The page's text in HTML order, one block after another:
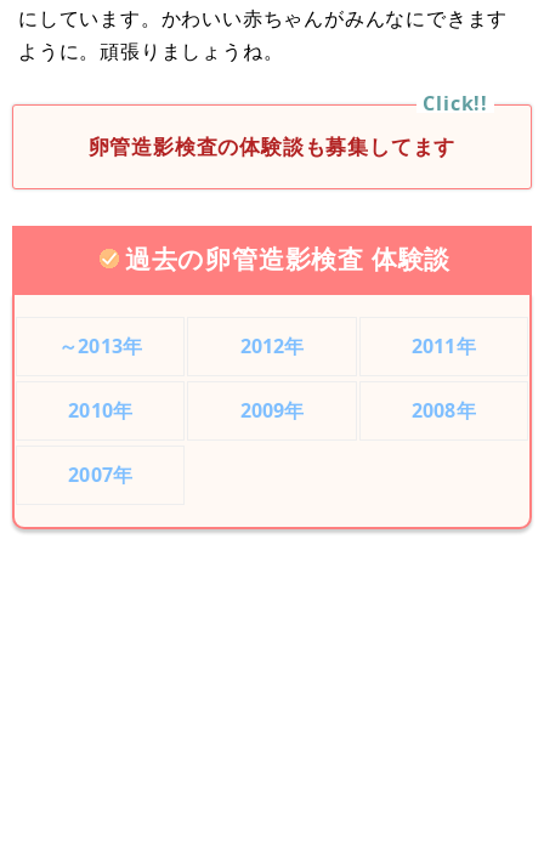
にしています。かわいい赤ちゃんがみんなにできます
ように。頑張りましょうね。
卵管造影検査の体験談も募集してます
過去の卵管造影検査 体験談
～2013年 2012年 2011年
2010年 2009年 2008年
2007年